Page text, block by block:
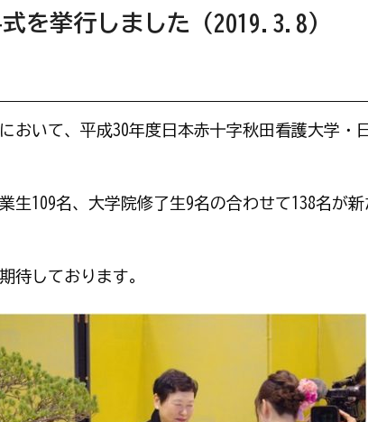
を挙行しました（2019.3.8）
おいて、平成30年度日本赤十字秋田看護大学・
生109名、大学院修了生9名の合わせて138名が
待しております。